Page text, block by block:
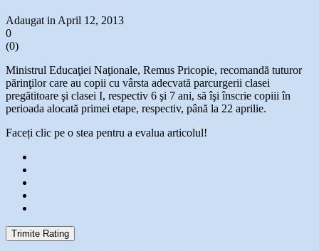
Adaugat in April 12, 2013
0
(0)
Ministrul Educaţiei Naţionale, Remus Pricopie, recomandă tuturor
părinţilor care au copii cu vârsta adecvată parcurgerii clasei
pregătitoare şi clasei I, respectiv 6 şi 7 ani, să îşi înscrie copiii în
perioada alocată primei etape, respectiv, până la 22 aprilie.
Faceți clic pe o stea pentru a evalua articolul!
Trimite Rating